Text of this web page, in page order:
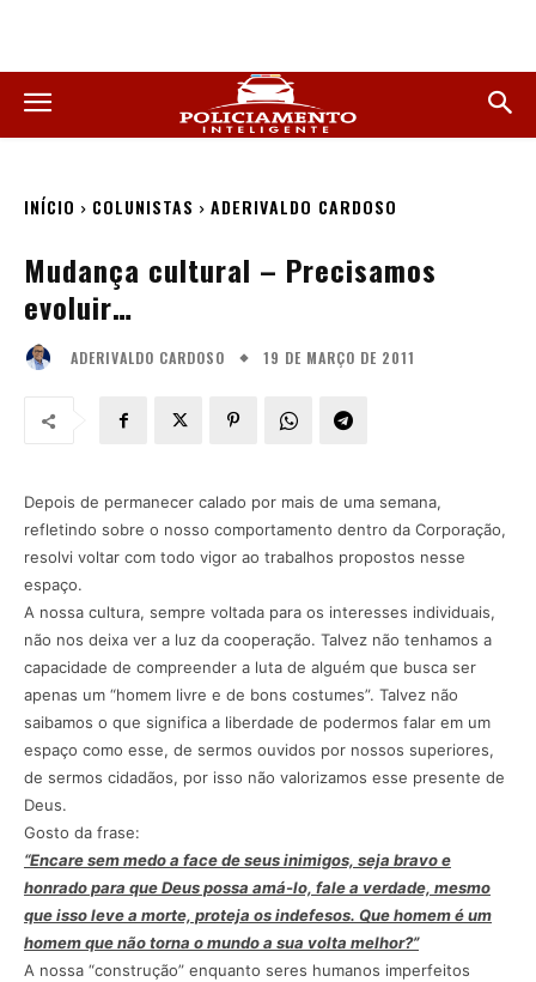
INÍCIO COLUNISTAS ADERIVALDO CARDOSO
Mudança cultural – Precisamos
evoluir…
ADERIVALDO CARDOSO 19 DE MARÇO DE 2011
Depois de permanecer calado por mais de uma semana,
refletindo sobre o nosso comportamento dentro da Corporação,
resolvi voltar com todo vigor ao trabalhos propostos nesse
espaço.
A nossa cultura, sempre voltada para os interesses individuais,
não nos deixa ver a luz da cooperação. Talvez não tenhamos a
capacidade de compreender a luta de alguém que busca ser
apenas um “homem livre e de bons costumes”. Talvez não
saibamos o que significa a liberdade de podermos falar em um
espaço como esse, de sermos ouvidos por nossos superiores,
de sermos cidadãos, por isso não valorizamos esse presente de
Deus.
Gosto da frase:
“Encare sem medo a face de seus inimigos, seja bravo e
honrado para que Deus possa amá-lo, fale a verdade, mesmo
que isso leve a morte, proteja os indefesos. Que homem é um
homem que não torna o mundo a sua volta melhor?”
A nossa “construção” enquanto seres humanos imperfeitos